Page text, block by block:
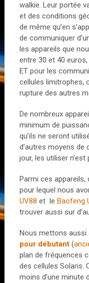
walkie. Leur portée
et des conditions
de même qu’en
de communiquer
les appareils que
entre 30 et 40
ET pour les
cellules limitrophes,
rupture des autres
De nombreux
minimum de
qu’ils ne seront
d’autres moyens de
jour, les utiliser
Parmi ces
pour lequel nous
UV88 et le Baofeng
trouver aussi sur
Nous mettons aussi
pour débutant (
plan de fréquences
des cellules Solaris.
moins d’une minute